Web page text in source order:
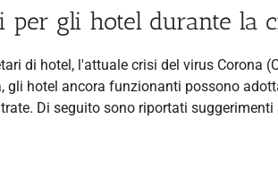
per gli hotel durante la
di hotel, l'attuale crisi del virus Corona
gli hotel ancora funzionanti possono
Di seguito sono riportati